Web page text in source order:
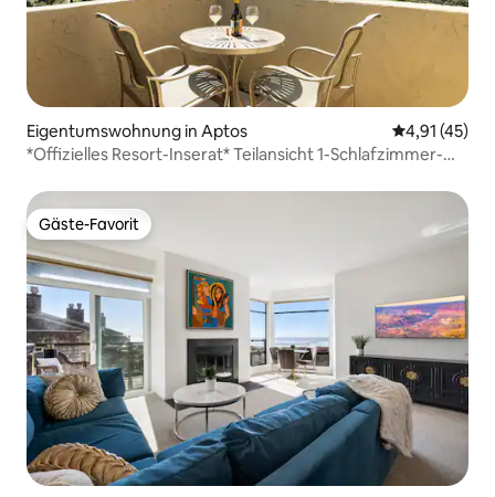
Eigentumswohnung in Aptos
4,91 (45)
*Offizielles Resort-Inserat* Teilansicht 1-Schlafzimmer-
Gäste-Favorit
Gäste-Favorit